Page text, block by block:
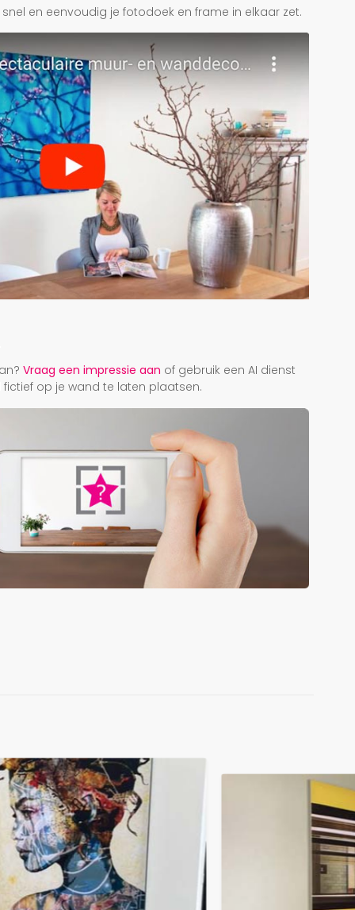
en eenvoudig je fotodoek en frame in elkaar zet.
Vraag een impressie aan of gebruik een AI dienst
op je wand te laten plaatsen.